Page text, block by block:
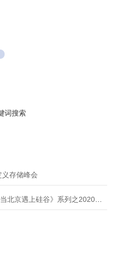
词搜索
存储峰会
京遇上硅谷》系列之2020年度开源峰会